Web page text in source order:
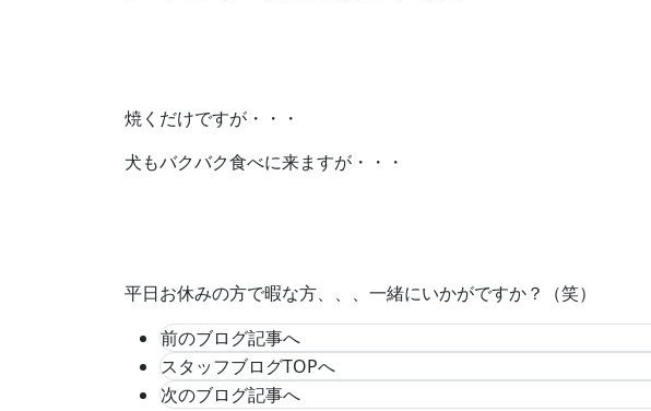
焼くだけですが・・・
犬もバクバク食べに来ますが・・・
平日お休みの方で暇な方、、、一緒にいかがですか？（笑）
前のブログ記事へ
スタッフブログTOPへ
次のブログ記事へ